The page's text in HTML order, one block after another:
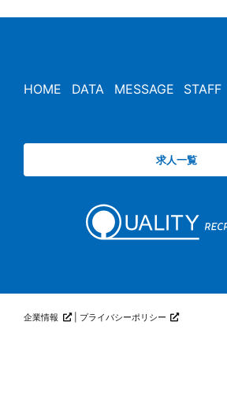
HOME DATA MESSAGE STAFF
求人一覧
企業情報 | プライバシーポリシー